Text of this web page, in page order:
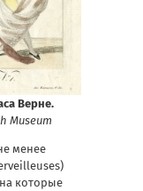
Верне.
Museum
менее
которые